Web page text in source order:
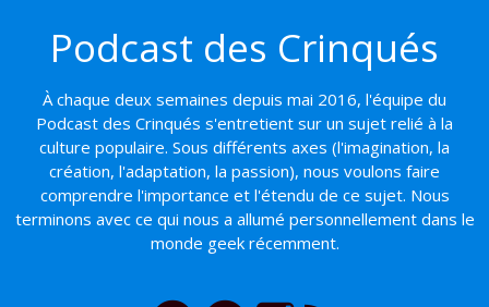
contenu
Podcast des Crinqués
À chaque deux semaines depuis mai 2016, l'équipe du
Podcast des Crinqués s'entretient sur un sujet relié à la
culture populaire. Sous différents axes (l'imagination, la
création, l'adaptation, la passion), nous voulons faire
comprendre l'importance et l'étendu de ce sujet. Nous
terminons avec ce qui nous a allumé personnellement dans le
monde geek récemment.